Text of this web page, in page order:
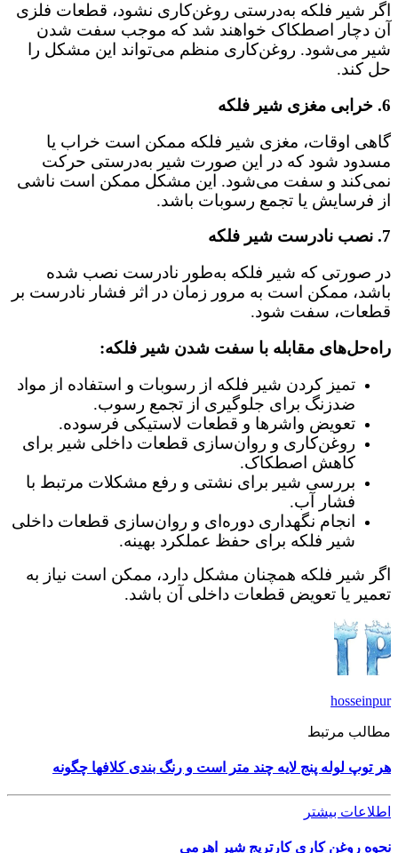
اگر شیر فلکه به‌درستی روغن‌کاری نشود، قطعات فلزی
آن دچار اصطکاک خواهند شد که موجب سفت شدن
شیر می‌شود. روغن‌کاری منظم می‌تواند این مشکل را
حل کند.
6. خرابی مغزی شیر فلکه
گاهی اوقات، مغزی شیر فلکه ممکن است خراب یا
مسدود شود که در این صورت شیر به‌درستی حرکت
نمی‌کند و سفت می‌شود. این مشکل ممکن است ناشی
از فرسایش یا تجمع رسوبات باشد.
7. نصب نادرست شیر فلکه
در صورتی که شیر فلکه به‌طور نادرست نصب شده
باشد، ممکن است به مرور زمان در اثر فشار نادرست بر
قطعات، سفت شود.
راه‌حل‌های مقابله با سفت شدن شیر فلکه:
تمیز کردن شیر فلکه از رسوبات و استفاده از مواد
ضدزنگ برای جلوگیری از تجمع رسوب.
تعویض واشرها و قطعات لاستیکی فرسوده.
روغن‌کاری و روان‌سازی قطعات داخلی شیر برای
کاهش اصطکاک.
بررسی شیر برای نشتی و رفع مشکلات مرتبط با
فشار آب.
انجام نگهداری دوره‌ای و روان‌سازی قطعات داخلی
شیر فلکه برای حفظ عملکرد بهینه.
اگر شیر فلکه همچنان مشکل دارد، ممکن است نیاز به
تعمیر یا تعویض قطعات داخلی آن باشد.
hosseinpur
مطالب مرتبط
هر توپ لوله پنج لایه چند متر است و رنگ بندی کلافها چگونه
اطلاعات بیشتر
نحوه روغن کاری کارتریج شیر اهرمی